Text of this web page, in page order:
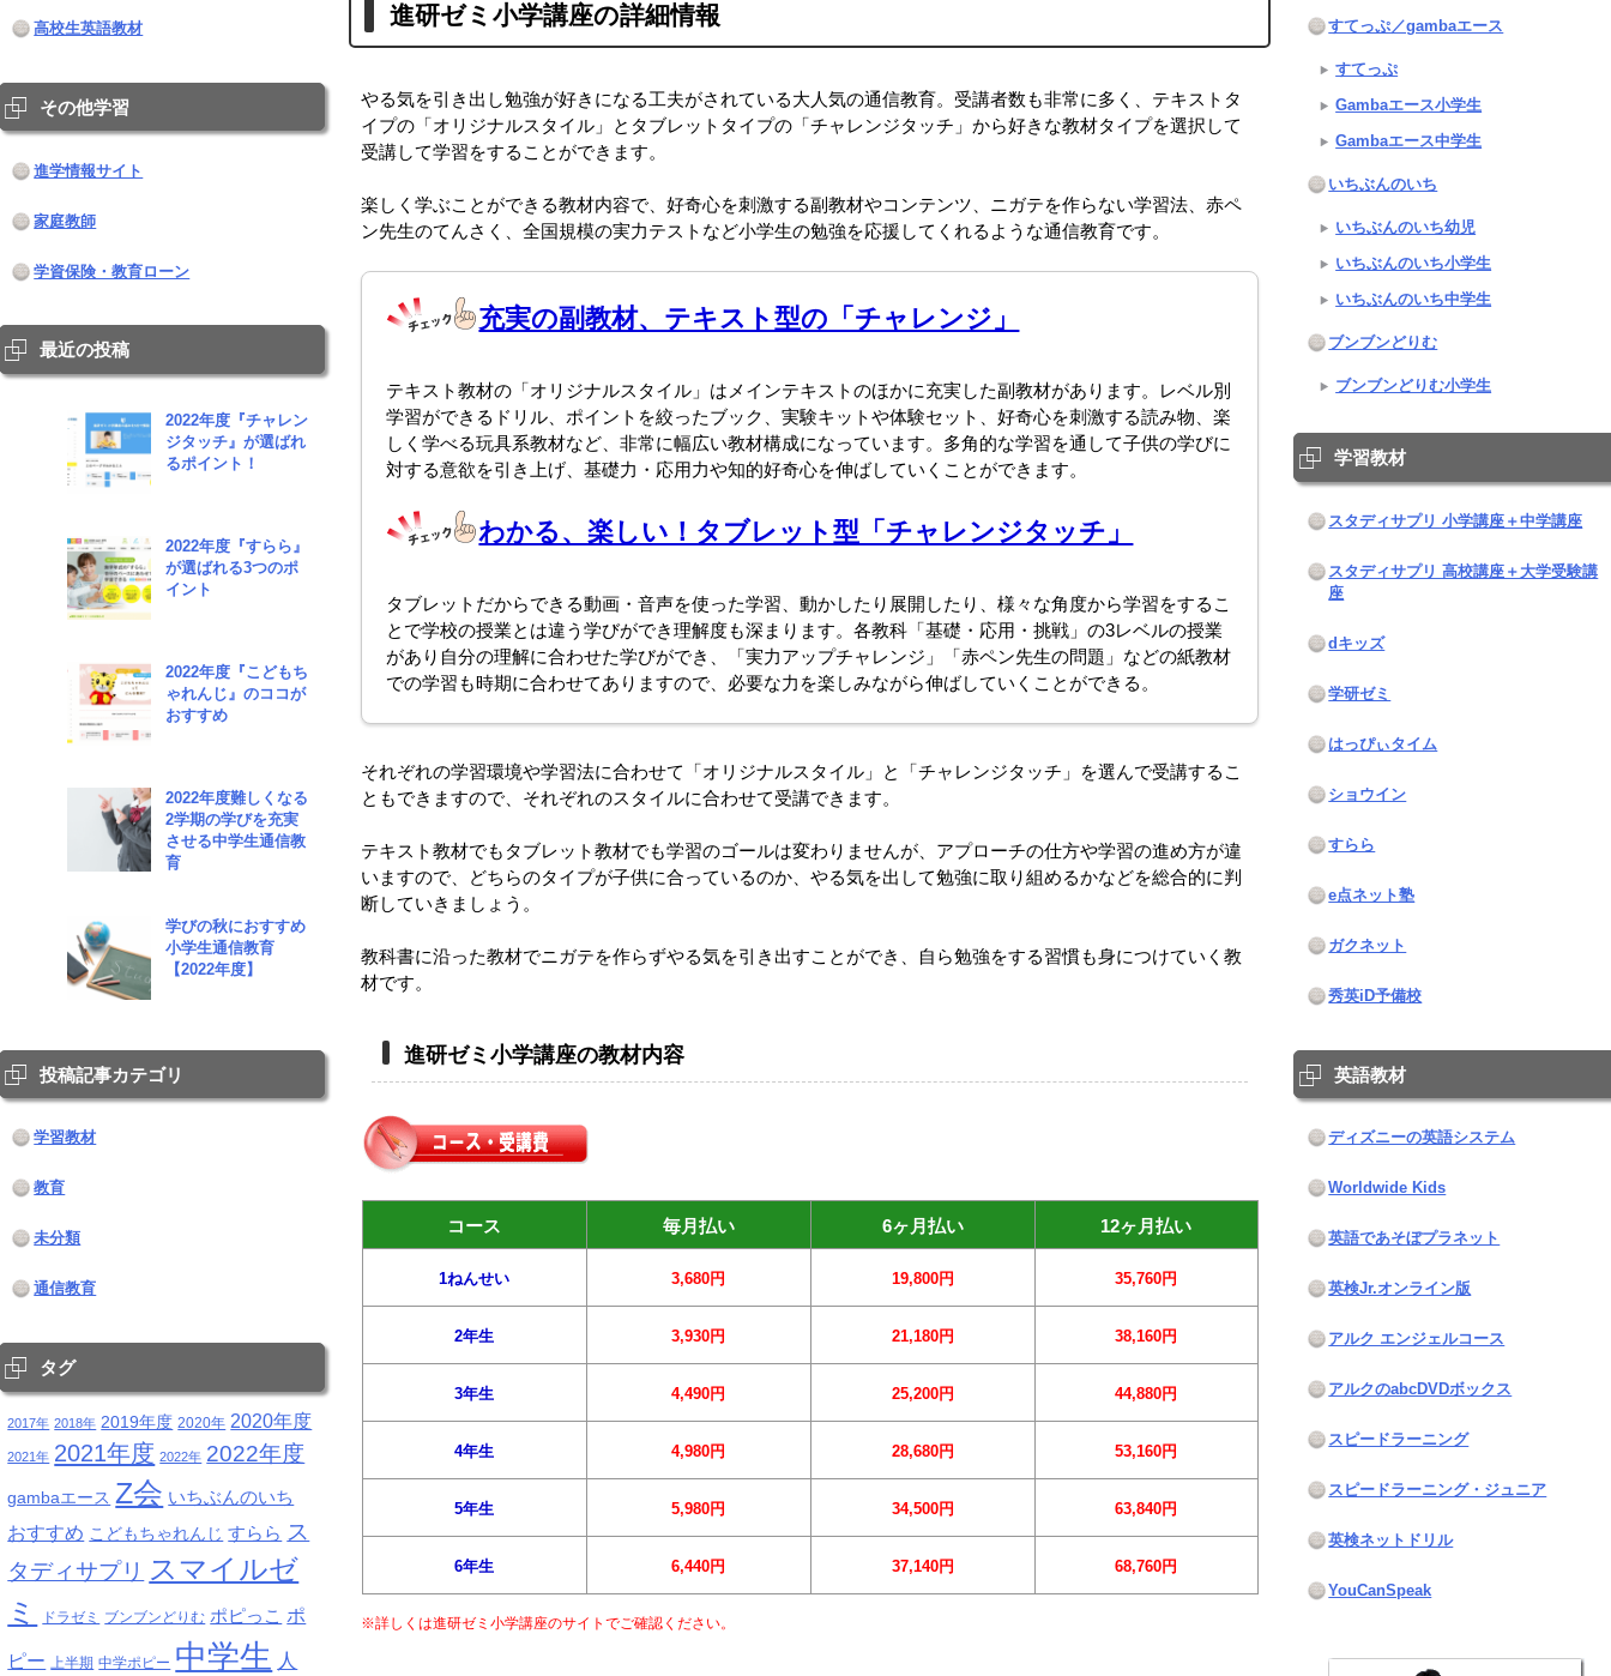
進研ゼミ小学講座の詳細情報
やる気を引き出し勉強が好きになる工夫がされている大人気の通信教育。受講者数も非常に多く、テキストタ
イプの「オリジナルスタイル」とタブレットタイプの「チャレンジタッチ」から好きな教材タイプを選択して
受講して学習をすることができます。
楽しく学ぶことができる教材内容で、好奇心を刺激する副教材やコンテンツ、ニガテを作らない学習法、赤ペ
ン先生のてんさく、全国規模の実力テストなど小学生の勉強を応援してくれるような通信教育です。
充実の副教材、テキスト型の「チャレンジ」
テキスト教材の「オリジナルスタイル」はメインテキストのほかに充実した副教材があります。レベル別
学習ができるドリル、ポイントを絞ったブック、実験キットや体験セット、好奇心を刺激する読み物、楽
しく学べる玩具系教材など、非常に幅広い教材構成になっています。多角的な学習を通して子供の学びに
対する意欲を引き上げ、基礎力・応用力や知的好奇心を伸ばしていくことができます。
わかる、楽しい！タブレット型「チャレンジタッチ」
タブレットだからできる動画・音声を使った学習、動かしたり展開したり、様々な角度から学習をするこ
とで学校の授業とは違う学びができ理解度も深まります。各教科「基礎・応用・挑戦」の3レベルの授業
があり自分の理解に合わせた学びができ、「実力アップチャレンジ」「赤ペン先生の問題」などの紙教材
での学習も時期に合わせてありますので、必要な力を楽しみながら伸ばしていくことができる。
それぞれの学習環境や学習法に合わせて「オリジナルスタイル」と「チャレンジタッチ」を選んで受講するこ
ともできますので、それぞれのスタイルに合わせて受講できます。
テキスト教材でもタブレット教材でも学習のゴールは変わりませんが、アプローチの仕方や学習の進め方が違
いますので、どちらのタイプが子供に合っているのか、やる気を出して勉強に取り組めるかなどを総合的に判
断していきましょう。
教科書に沿った教材でニガテを作らずやる気を引き出すことができ、自ら勉強をする習慣も身につけていく教
材です。
進研ゼミ小学講座の教材内容
コース 毎月払い 6ヶ月払い 12ヶ月払い
1ねんせい 3,680円 19,800円 35,760円
2年生 3,930円 21,180円 38,160円
3年生 4,490円 25,200円 44,880円
4年生 4,980円 28,680円 53,160円
5年生 5,980円 34,500円 63,840円
6年生 6,440円 37,140円 68,760円
※詳しくは進研ゼミ小学講座のサイトでご確認ください。
高校生英語教材
その他学習
進学情報サイト
家庭教師
学資保険・教育ローン
最近の投稿
2022年度『チャレン
ジタッチ』が選ばれ
るポイント！
2022年度『すらら』
が選ばれる3つのポ
イント
2022年度『こどもち
ゃれんじ』のココが
おすすめ
2022年度難しくなる
2学期の学びを充実
させる中学生通信教
育
学びの秋におすすめ
小学生通信教育
【2022年度】
投稿記事カテゴリ
学習教材
教育
未分類
通信教育
タグ
2017年 2018年 2019年度 2020年 2020年度
2021年 2021年度 2022年 2022年度
gambaエース Z会 いちぶんのいち
おすすめ こどもちゃれんじ すらら ス
タディサプリ
スマイルゼ
ミ
ドラゼミ ブンブンどりむ ポピっこ ポ
ピー 上半期 中学ポピー 中学生 人
すてっぷ／gambaエース
すてっぷ
Gambaエース小学生
Gambaエース中学生
いちぶんのいち
いちぶんのいち幼児
いちぶんのいち小学生
いちぶんのいち中学生
ブンブンどりむ
ブンブンどりむ小学生
学習教材
スタディサプリ 小学講座＋中学講座
スタディサプリ 高校講座＋大学受験講
座
dキッズ
学研ゼミ
はっぴぃタイム
ショウイン
すらら
e点ネット塾
ガクネット
秀英iD予備校
英語教材
ディズニーの英語システム
Worldwide Kids
英語であそぼプラネット
英検Jr.オンライン版
アルク エンジェルコース
アルクのabcDVDボックス
スピードラーニング
スピードラーニング・ジュニア
英検ネットドリル
YouCanSpeak